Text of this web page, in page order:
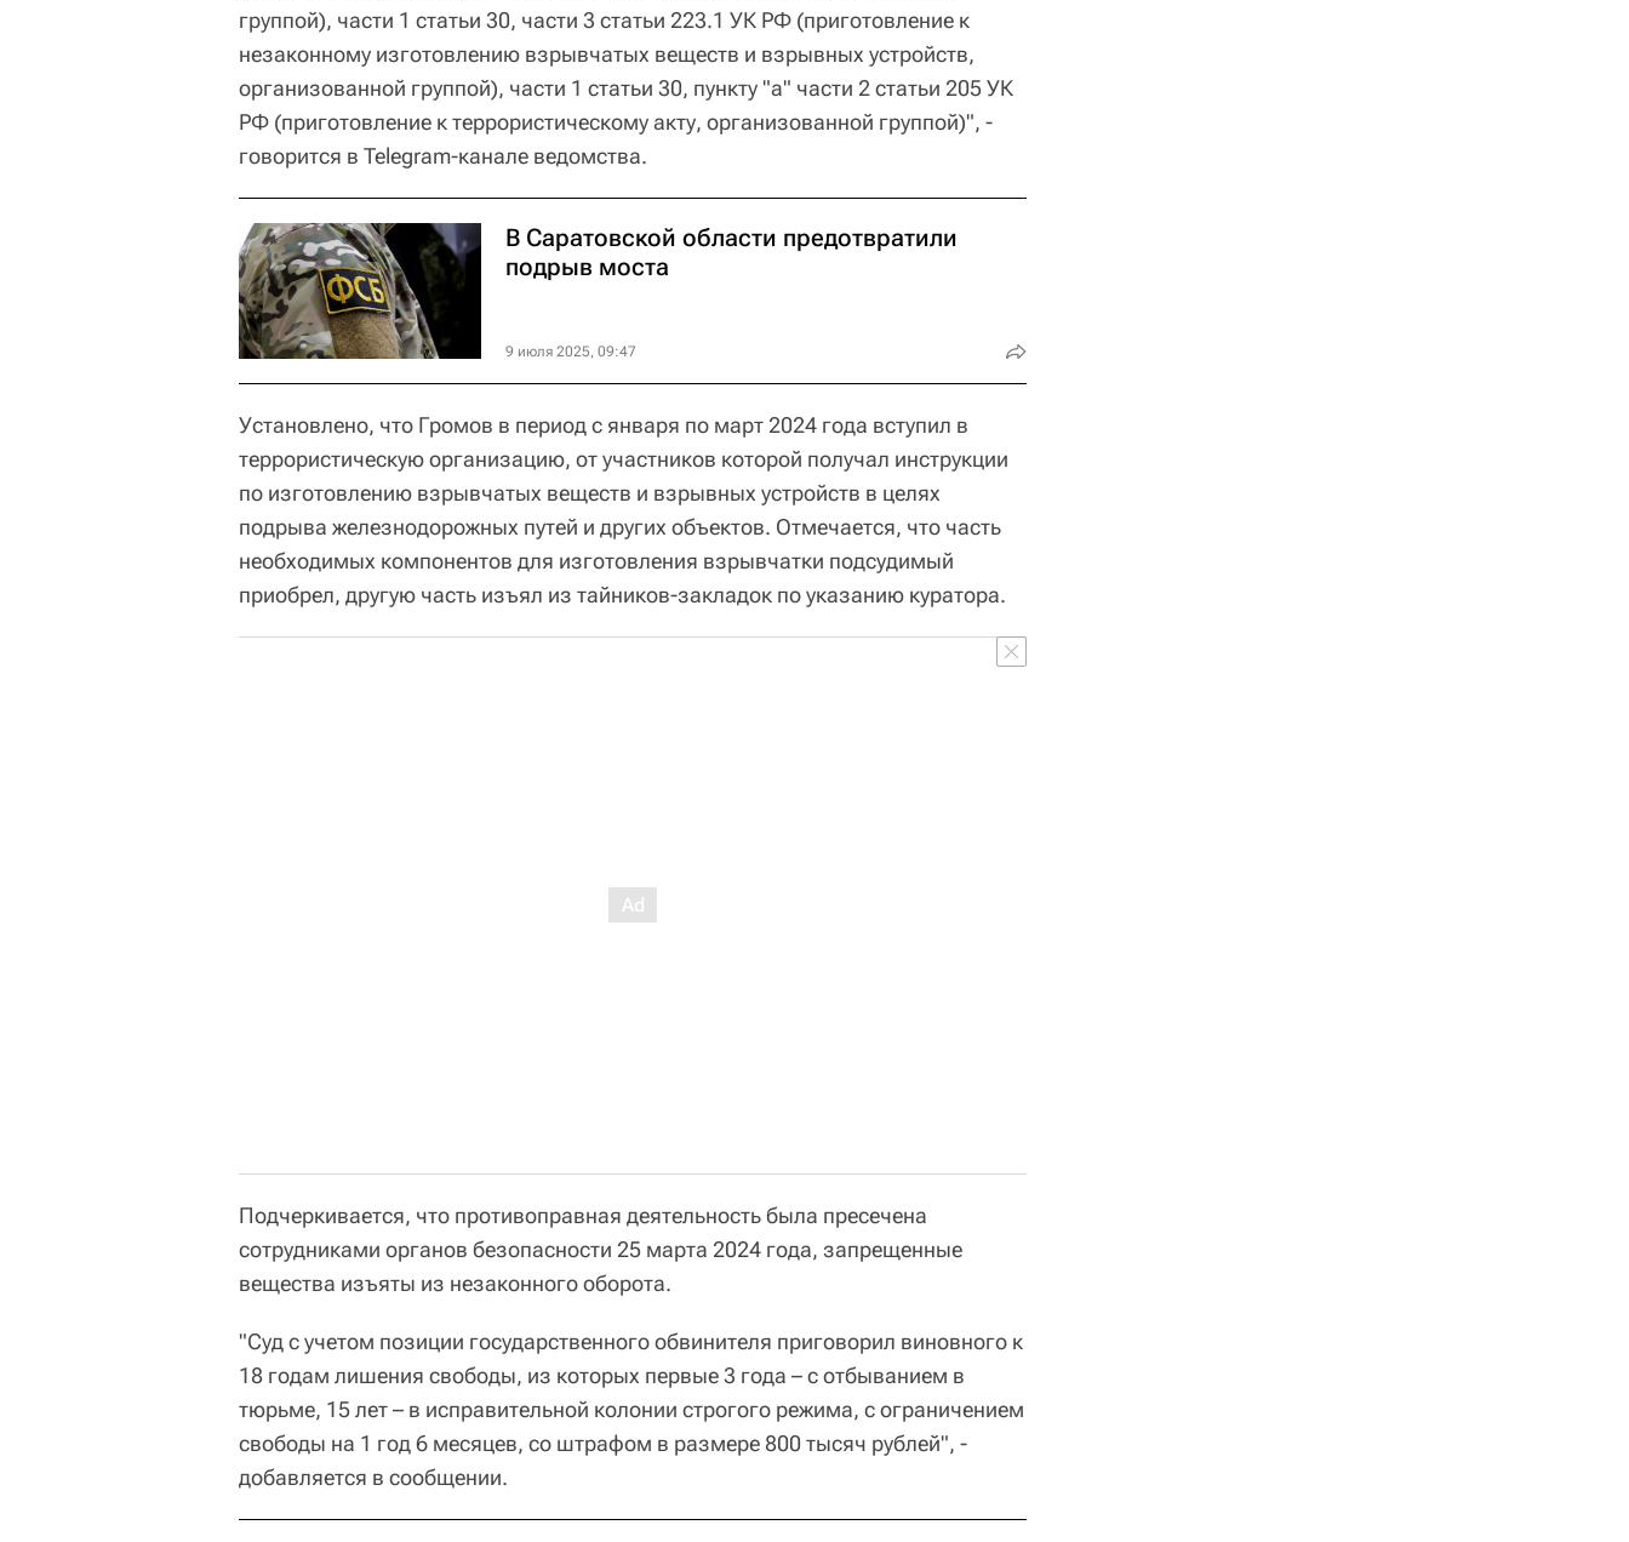
группой), части 1 статьи 30, части 3 статьи 223.1 УК РФ (приготовление к
незаконному изготовлению взрывчатых веществ и взрывных устройств,
организованной группой), части 1 статьи 30, пункту "а" части 2 статьи 205 УК
РФ (приготовление к террористическому акту, организованной группой)", -
говорится в Telegram-канале ведомства.
В Саратовской области предотвратили
подрыв моста
9 июля 2025, 09:47
Установлено, что Громов в период с января по март 2024 года вступил в
террористическую организацию, от участников которой получал инструкции
по изготовлению взрывчатых веществ и взрывных устройств в целях
подрыва железнодорожных путей и других объектов. Отмечается, что часть
необходимых компонентов для изготовления взрывчатки подсудимый
приобрел, другую часть изъял из тайников-закладок по указанию куратора.
Подчеркивается, что противоправная деятельность была пресечена
сотрудниками органов безопасности 25 марта 2024 года, запрещенные
вещества изъяты из незаконного оборота.
"Суд с учетом позиции государственного обвинителя приговорил виновного к
18 годам лишения свободы, из которых первые 3 года – с отбыванием в
тюрьме, 15 лет – в исправительной колонии строгого режима, с ограничением
свободы на 1 год 6 месяцев, со штрафом в размере 800 тысяч рублей", -
добавляется в сообщении.